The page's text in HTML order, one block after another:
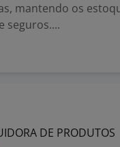
mantendo os
seguros....
DE PRODUTOS